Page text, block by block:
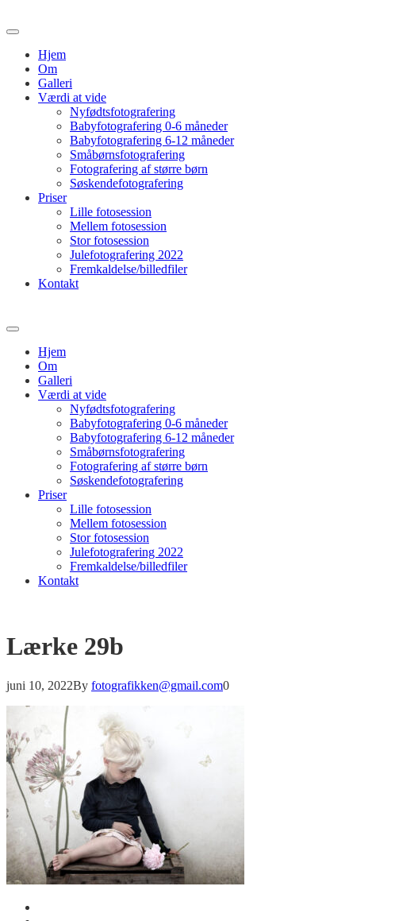
Hjem
Om
Galleri
Værdi at vide
Nyfødtsfotografering
Babyfotografering 0-6 måneder
Babyfotografering 6-12 måneder
Småbørnsfotografering
Fotografering af større børn
Søskendefotografering
Priser
Lille fotosession
Mellem fotosession
Stor fotosession
Julefotografering 2022
Fremkaldelse/billedfiler
Kontakt
Hjem
Om
Galleri
Værdi at vide
Nyfødtsfotografering
Babyfotografering 0-6 måneder
Babyfotografering 6-12 måneder
Småbørnsfotografering
Fotografering af større børn
Søskendefotografering
Priser
Lille fotosession
Mellem fotosession
Stor fotosession
Julefotografering 2022
Fremkaldelse/billedfiler
Kontakt
Lærke 29b
juni 10, 2022By fotografikken@gmail.com0